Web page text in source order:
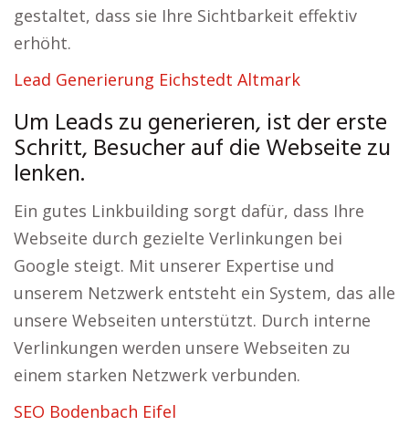
gestaltet, dass sie Ihre Sichtbarkeit effektiv
erhöht.
Lead Generierung Eichstedt Altmark
Um Leads zu generieren, ist der erste
Schritt, Besucher auf die Webseite zu
lenken.
Ein gutes Linkbuilding sorgt dafür, dass Ihre
Webseite durch gezielte Verlinkungen bei
Google steigt. Mit unserer Expertise und
unserem Netzwerk entsteht ein System, das alle
unsere Webseiten unterstützt. Durch interne
Verlinkungen werden unsere Webseiten zu
einem starken Netzwerk verbunden.
SEO Bodenbach Eifel